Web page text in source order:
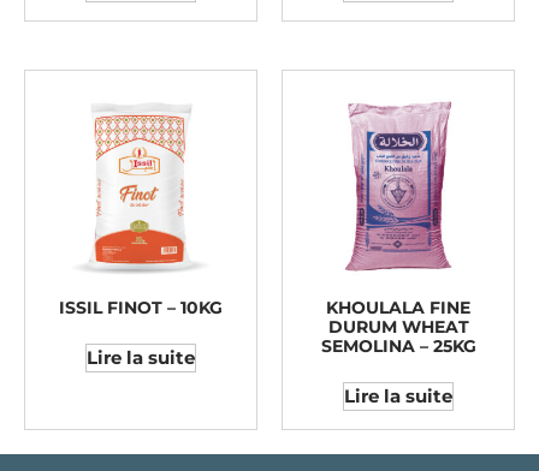
ISSIL FINOT – 10KG
Lire la suite
KHOULALA FINE
DURUM WHEAT
SEMOLINA – 25KG
Lire la suite